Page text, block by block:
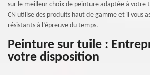
sur le meilleur choix de peinture adaptée à votre
CN utilise des produits haut de gamme et il vous
résistants à l’épreuve du temps.
Peinture sur tuile :
votre disposition